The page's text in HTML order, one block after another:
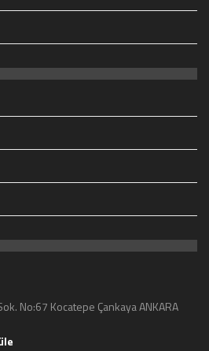
No:67 Kocatepe Çankaya ANKARA